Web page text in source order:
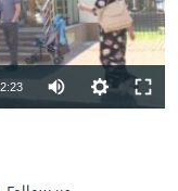
2:23